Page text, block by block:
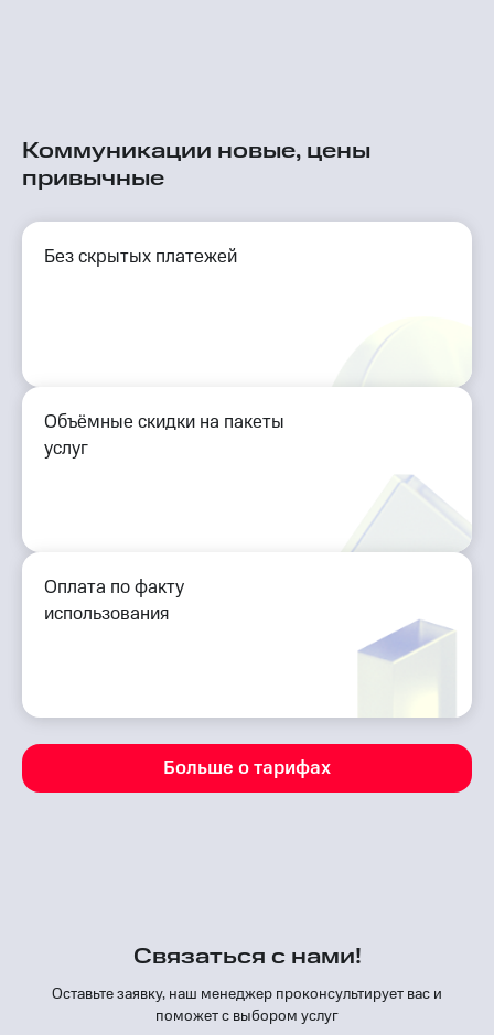
Коммуникации новые, цены
привычные
Без скрытых платежей
Объёмные скидки на пакеты
услуг
Оплата по факту
использования
Больше о тарифах
Связаться с нами!
Оставьте заявку, наш менеджер проконсуль­тирует вас и
поможет с выбором услуг